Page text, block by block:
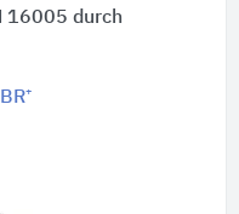
16005 durch